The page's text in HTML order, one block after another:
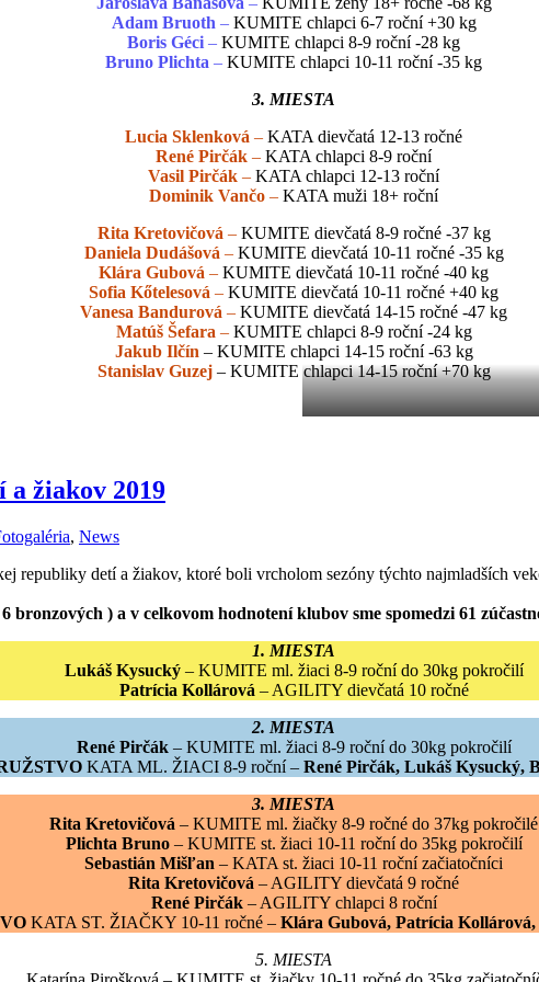
Adam Bruoth – KUMITE chlapci 6-7 roční +30 kg
Boris Géci – KUMITE chlapci 8-9 roční -28 kg
Bruno Plichta – KUMITE chlapci 10-11 roční -35 kg
3. MIESTA
Lucia Sklenková – KATA dievčatá 12-13 ročné
René Pirčák – KATA chlapci 8-9 roční
Vasil Pirčák – KATA chlapci 12-13 roční
Dominik Vančo – KATA muži 18+ roční
Rita Kretovičová – KUMITE dievčatá 8-9 ročné -37 kg
Daniela Dudášová – KUMITE dievčatá 10-11 ročné -35 kg
Klára Gubová – KUMITE dievčatá 10-11 ročné -40 kg
Sofia Kőtelesová – KUMITE dievčatá 10-11 ročné +40 kg
Vanesa Bandurová – KUMITE dievčatá 14-15 ročné -47 kg
Matúš Šefara – KUMITE chlapci 8-9 roční -24 kg
Jakub Ilčín – KUMITE chlapci 14-15 roční -63 kg
Stanislav Guzej – KUMITE chlapci 14-15 roční +70 kg
žiakov 2019
, News
republiky detí a žiakov, ktoré boli vrcholom sezóny týchto najmladších
bronzových ) a v celkovom hodnotení klubov sme spomedzi 61
1. MIESTA
Lukáš Kysucký– KUMITE ml. žiaci 8-9 roční do 30kg pokročilí
Patrícia Kollárová – AGILITY dievčatá 10 ročné
2. MIESTA
René Pirčák– KUMITE ml. žiaci 8-9 roční do 30kg pokročilí
KATA ML. ŽIACI 8-9 roční – René Pirčák, Lukáš Kysucký,
3. MIESTA
Rita Kretovičová – KUMITE ml. žiačky 8-9 ročné do 37kg pokročilé
Plichta Bruno– KUMITE st. žiaci 10-11 roční do 35kg pokročilí
Sebastián Mišľan – KATA st. žiaci 10-11 roční začiatočníci
Rita Kretovičová – AGILITY dievčatá 9 ročné
René Pirčák– AGILITY chlapci 8 roční
KATA ST. ŽIAČKY 10-11 ročné – Klára Gubová, Patrícia Kollárová,
5. MIESTA